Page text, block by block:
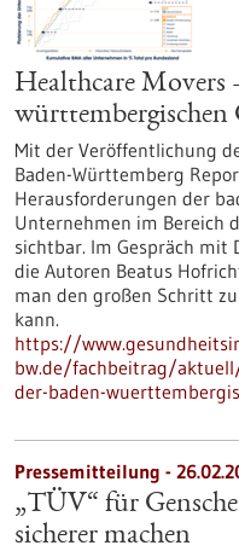
Healthcare Movers
württembergischen
Mit der Veröffentlichung
Baden-Württemberg
Herausforderungen der
Unternehmen im Bereich
sichtbar. Im Gespräch mit
die Autoren Beatus
man den großen Schritt
kann.
https://
bw.de/fachbeitrag/
der-baden-
Pressemitteilung -
„TÜV“ für
sicherer machen